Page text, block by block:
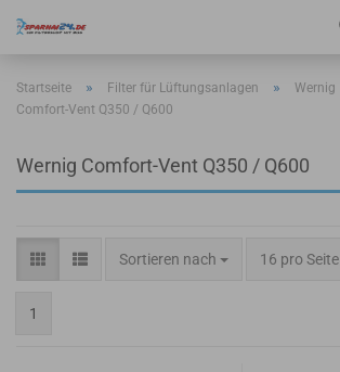
Startseite » Filter für Lüftungsanlagen » Wernig
Comfort-Vent Q350 / Q600
Wernig Comfort-Vent Q350 / Q600
Sortieren nach
Sortieren nach 16 pro Seite
pro Seite
1